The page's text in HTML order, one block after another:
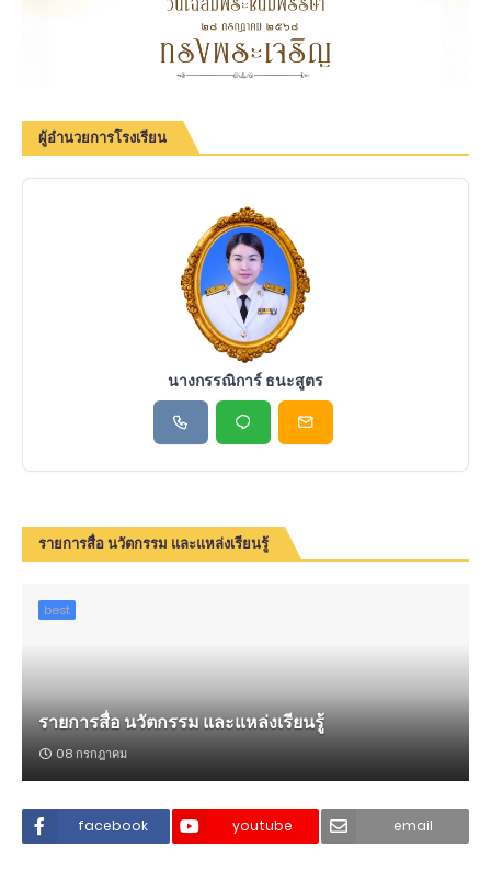
ผู้อำนวยการโรงเรียน
นางกรรณิการ์ ธนะสูตร
รายการสื่อ นวัตกรรม และแหล่งเรียนรู้
best
รายการสื่อ นวัตกรรม และแหล่งเรียนรู้
08 กรกฎาคม
facebook youtube email